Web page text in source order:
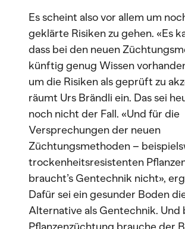
Es scheint also vor allem um
geklärte Risiken zu gehen. «Es
dass bei den neuen
künftig genug Wissen
um die Risiken als geprüft zu
räumt Urs Brändli ein. Das sei
noch nicht der Fall. «Und für die
Versprechungen der neuen
Züchtungsmethoden –
trockenheitsresistenten
braucht’s Gentechnik nicht»,
Dafür sei ein gesunder Boden
Alternative als Gentechnik. Und